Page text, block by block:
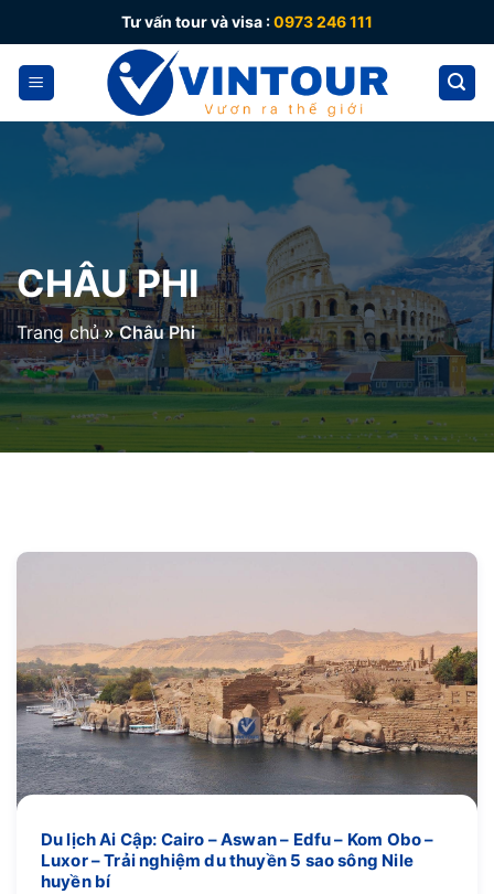
to
content
Tư vấn tour và visa :0973 246 111
CHÂU PHI
Trang chủ»Châu Phi
Du lịch Ai Cập: Cairo – Aswan – Edfu – Kom Obo –
Luxor – Trải nghiệm du thuyền 5 sao sông Nile
huyền bí